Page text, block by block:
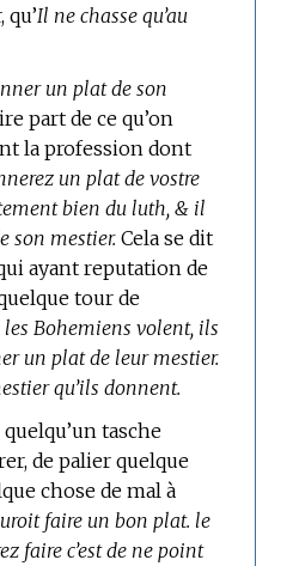
qu’Il ne chasse qu’au
un plat de son
part de ce qu’on
la profession dont
un plat de vostre
bien du luth, & il
son mestier. Cela se dit
ayant reputation de
tour de
les Bohemiens volent, ils
un plat de leur mestier.
qu’ils donnent.
tasche
de palier quelque
chose de mal à
faire un bon plat. le
faire c’est de ne point